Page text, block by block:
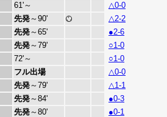
61'～
△0-0
先発～90'
△2-2
先発～65'
●2-6
先発～79'
○1-0
72'～
○1-0
フル出場
△0-0
先発～79'
△1-1
先発～84'
●0-3
先発～80'
●0-1